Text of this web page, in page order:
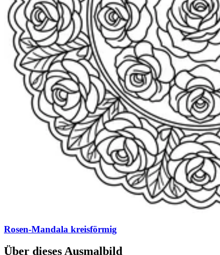
Rosen-Mandala kreisförmig
Über dieses Ausmalbild